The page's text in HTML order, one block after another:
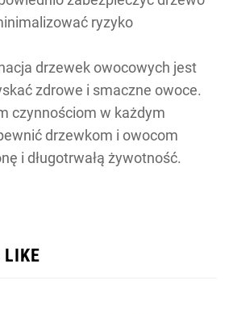
ryzyko
drzewek owocowych jest
zdrowe i smaczne owoce.
czynnościom w każdym
drzewkom i owocom
i długotrwałą żywotność.
LIKE